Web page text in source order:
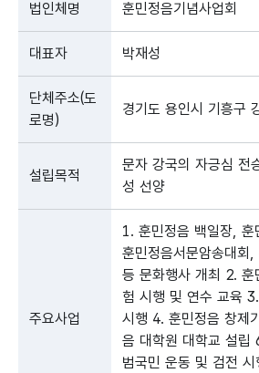
법인체명 훈민정음기념사업회
대표자 박재성
단체주소(도
로명)
경기도 용인시 기흥구
설립목적
문자 강국의 자긍심 전
성 선양
주요사업
1. 훈민정음 백일장, 훈
훈민정음서문암송대회,
등 문화행사 개최 2. 훈
험 시행 및 연수 교육
시행 4. 훈민정음 창제
음 대학원 대학교 설립
범국민 운동 및 검전